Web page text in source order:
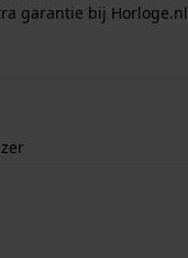
garantie bij Horloge.nl